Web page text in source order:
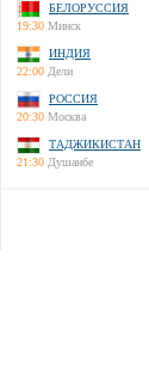
БЕЛОРУССИЯ
19:30 Минск
ИНДИЯ
22:00 Дели
РОССИЯ
20:30 Москва
ТАДЖИКИСТАН
21:30 Душанбе